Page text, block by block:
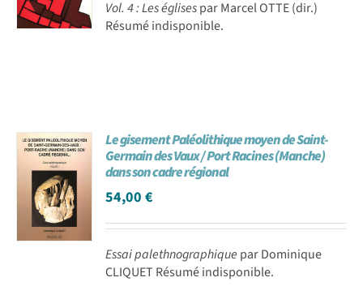
Vol. 4 : Les églisespar Marcel OTTE (dir.)
Résumé indisponible.
Le gisement Paléolithique moyen de Saint-
Germain des Vaux / Port Racines (Manche)
dans son cadre régional
54,00€
Essai palethnographique par Dominique
CLIQUET Résumé indisponible.